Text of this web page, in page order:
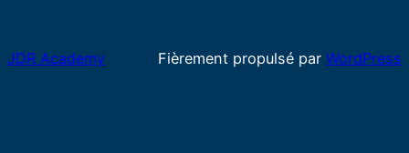
JDR Academy Fièrement propulsé par WordPress